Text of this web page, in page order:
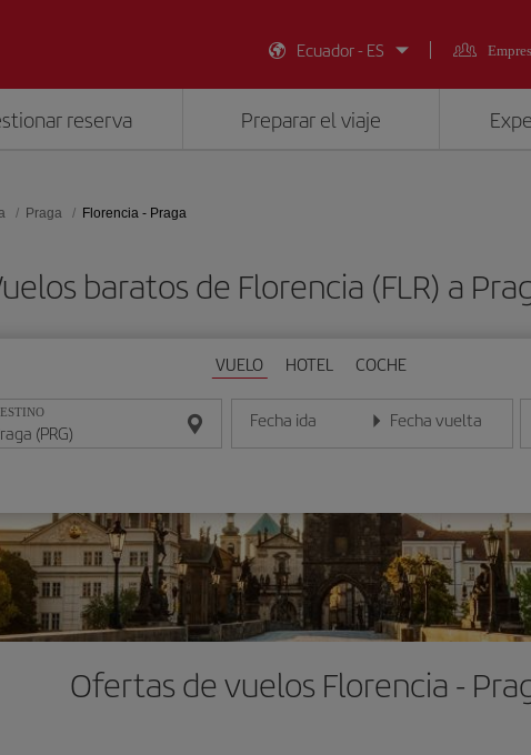
Ecuador - ES
reserva Preparar el viaje
Praga Florencia - Praga
baratos de Florencia (FLR) a
VUELO HOTEL COCHE
Fecha ida
Introduce la fecha en formato día/mes/año
Fecha vuelta
Introduce la fecha en
Ofertas de vuelos Florencia -